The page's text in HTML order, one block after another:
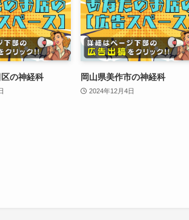
の神経科 岡山県美作市の神経科
2024年12月4日